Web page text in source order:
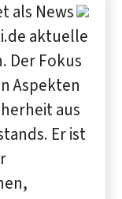
als News
aktuelle
Der Fokus
Aspekten
aus
Er ist